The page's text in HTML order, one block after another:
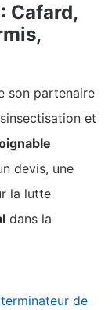
Cafard,
son partenaire
et
devis, une
la lutte
dans la
de